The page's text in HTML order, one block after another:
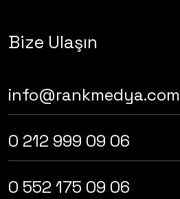
Bize Ulaşın
info@rankmedya.com
0 212 999 09 06
0 552 175 09 06